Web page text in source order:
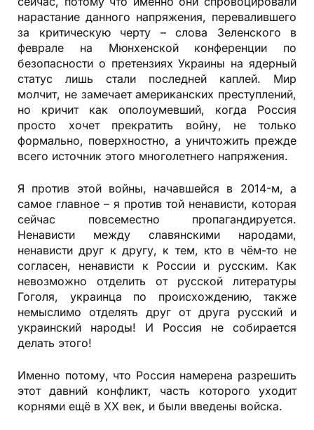
нарастание данного напряжения, перевалившего
за критическую черту – слова Зеленского в
феврале на Мюнхенской конференции по
безопасности о претензиях Украины на ядерный
статус лишь стали последней каплей. Мир
молчит, не замечает американских преступлений,
но кричит как ополоумевший, когда Россия
просто хочет прекратить войну, не только
формально, поверхностно, а уничтожить прежде
всего источник этого многолетнего напряжения.
Я против этой войны, начавшейся в 2014-м, а
самое главное – я против той ненависти, которая
сейчас повсеместно пропагандируется.
Ненависти между славянскими народами,
ненависти друг к другу, к тем, кто в чём-то не
согласен, ненависти к России и русским. Как
невозможно отделить от русской литературы
Гоголя, украинца по происхождению, также
немыслимо отделять друг от друга русский и
украинский народы! И Россия не собирается
делать этого!
Именно потому, что Россия намерена разрешить
этот давний конфликт, часть которого уходит
корнями ещё в XX век, и были введены войска.